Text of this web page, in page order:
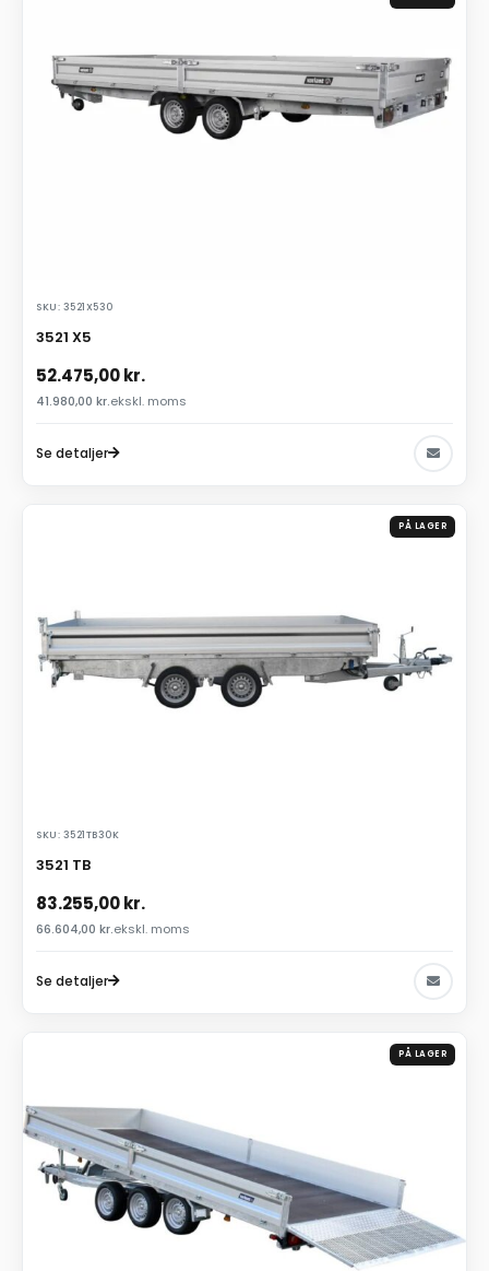
SKU: 3521X530
3521 X5
52.475,00kr.
41.980,00 kr.ekskl. moms
Se detaljer
PÅ LAGER
SKU: 3521TB30K
3521 TB
83.255,00kr.
66.604,00 kr.ekskl. moms
Se detaljer
PÅ LAGER